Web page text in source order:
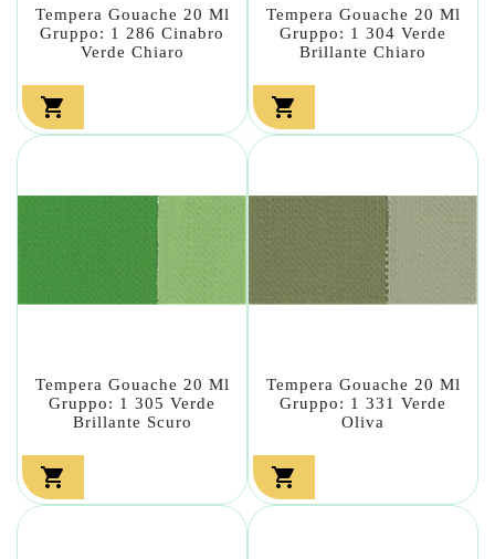
Tempera Gouache 20 Ml
Gruppo: 1 286 Cinabro
Verde Chiaro

Tempera Gouache 20 Ml
Gruppo: 1 304 Verde
Brillante Chiaro

Tempera Gouache 20 Ml
Gruppo: 1 305 Verde
Brillante Scuro

Tempera Gouache 20 Ml
Gruppo: 1 331 Verde
Oliva
